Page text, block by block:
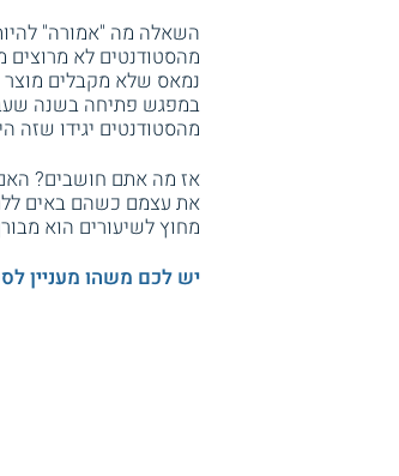
השאלה מה "אמורה"
נמאס שלא מקבלים מוצר
במפגש פתיחה בשנה
מהסטודנטים יגידו שזה
אז מה אתם חושבים?
את עצמם כשהם באים
מחוץ לשיעורים הוא
יש לכם משהו מעניין